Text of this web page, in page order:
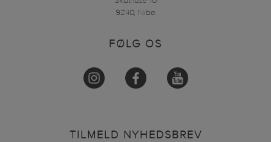
9240, Nibe
FØLG OS
TILMELD NYHEDSBREV